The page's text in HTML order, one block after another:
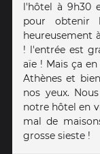
l'hôtel à 9h30
pour obtenir
heureusement
! l'entrée est
aïe ! Mais ça
Athènes et
nos yeux.
notre hôtel en
mal de
grosse sieste !